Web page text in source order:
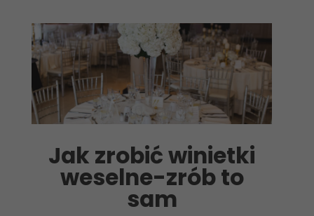
Jak zrobić winietki
weselne-zrób to
sam